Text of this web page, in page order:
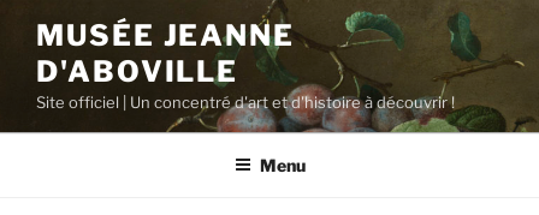
contenu
principal
MUSÉE JEANNE
D'ABOVILLE
Site officiel | Un concentré d'art et d'histoire à découvrir !
Menu